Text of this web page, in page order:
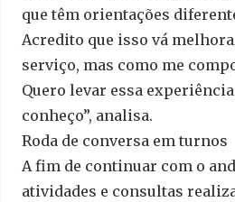
que têm orientações
Acredito que isso vá
serviço, mas como me
Quero levar essa
conheço”, analisa.
Roda de conversa em turnos
A fim de continuar com o
atividades e consultas